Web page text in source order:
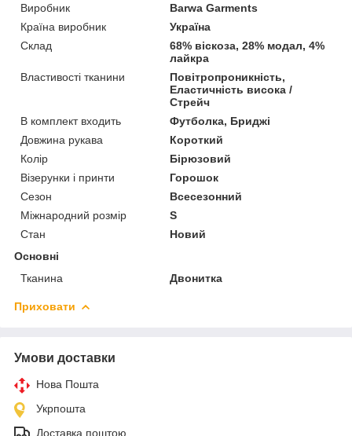
Виробник
Barwa Garments
Країна виробник
Україна
Склад
68% віскоза, 28% модал, 4%
лайкра
Властивості тканини
Повітропроникність,
Еластичність висока /
Стрейч
В комплект входить
Футболка, Бриджі
Довжина рукава
Короткий
Колір
Бірюзовий
Візерунки і принти
Горошок
Сезон
Всесезонний
Міжнародний розмір
S
Стан
Новий
Основні
Тканина
Двонитка
Приховати
Умови доставки
Нова Пошта
Укрпошта
Доставка поштою